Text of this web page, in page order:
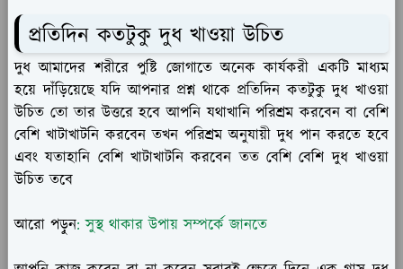
প্রতিদিন কতটুকু দুধ খাওয়া উচিত
দুধ আমাদের শরীরে পুষ্টি জোগাতে অনেক কার্যকরী একটি মাধ্যম
হয়ে দাঁড়িয়েছে যদি আপনার প্রশ্ন থাকে প্রতিদিন কতটুকু দুধ খাওয়া
উচিত তো তার উত্তরে হবে আপনি যথাখানি পরিশ্রম করবেন বা বেশি
বেশি খাটাখাটনি করবেন তখন পরিশ্রম অনুযায়ী দুধ পান করতে হবে
এবং যতাহানি বেশি খাটাখাটনি করবেন তত বেশি বেশি দুধ খাওয়া
উচিত তবে
আরো পড়ুন: সুস্থ থাকার উপায় সম্পর্কে জানতে